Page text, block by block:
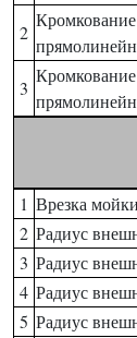
2
3
1 Врезка
2 Радиус
3 Радиус
4 Радиус
5 Радиус